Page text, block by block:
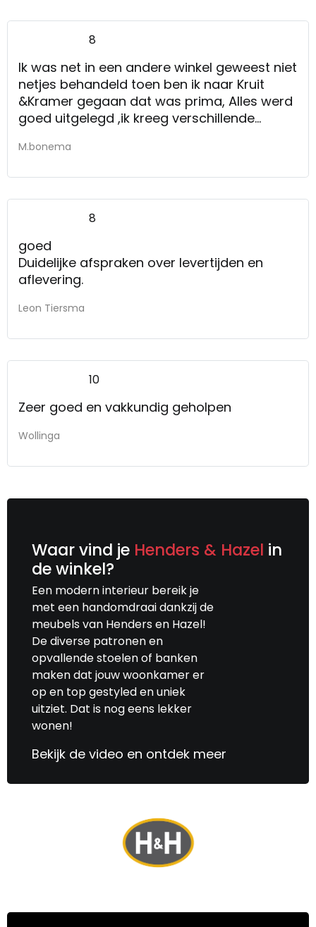
8
Ik was net in een andere winkel geweest niet
netjes behandeld toen ben ik naar Kruit
&Kramer gegaan dat was prima, Alles werd
goed uitgelegd ,ik kreeg verschillende
Ik zou jullie winkel voor andere cliënten als
M.bonema
8
goed
Duidelijke afspraken over levertijden en
aflevering.
Leon Tiersma
10
Zeer goed en vakkundig geholpen
Wollinga
Waar vind je Henders & Hazel in
de winkel?
Een modern interieur bereik je
met een handomdraai dankzij de
meubels van Henders en Hazel!
De diverse patronen en
opvallende stoelen of banken
maken dat jouw woonkamer er
op en top gestyled en uniek
uitziet. Dat is nog eens lekker
wonen!
Bekijk de video en ontdek meer